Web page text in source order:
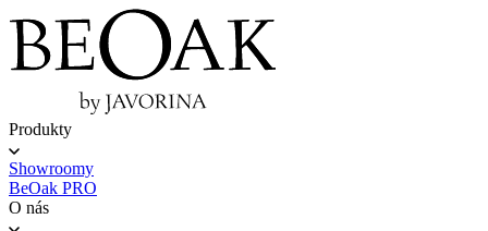
Produkty
Showroomy
BeOak PRO
O nás